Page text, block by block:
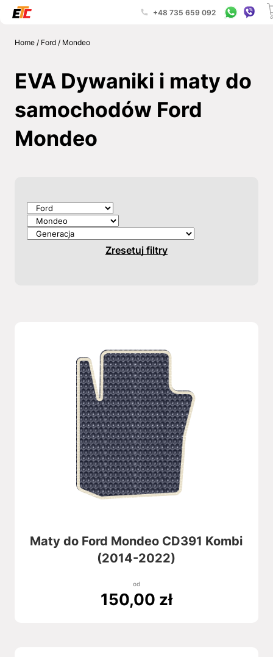
+48 735 659 092
Home/ Ford/ Mondeo
EVA Dywaniki i maty do
samochodów Ford
Mondeo
Zresetuj filtry
Maty do Ford Mondeo CD391 Kombi
(2014-2022)
od
150,00 zł